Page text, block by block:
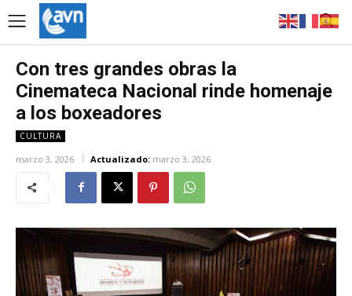
Con tres grandes obras la
Cinemateca Nacional rinde homenaje
a los boxeadores
CULTURA
marzo 3, 2026 Actualizado: marzo 3, 2026